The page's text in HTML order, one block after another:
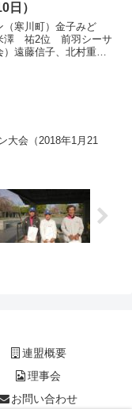
日）
寒川町）金子みど
澤 祐2位 前羽シーサ
）遠藤信子、北村重
大会（2018年1月21
連盟概要
理事会
お問い合わせ